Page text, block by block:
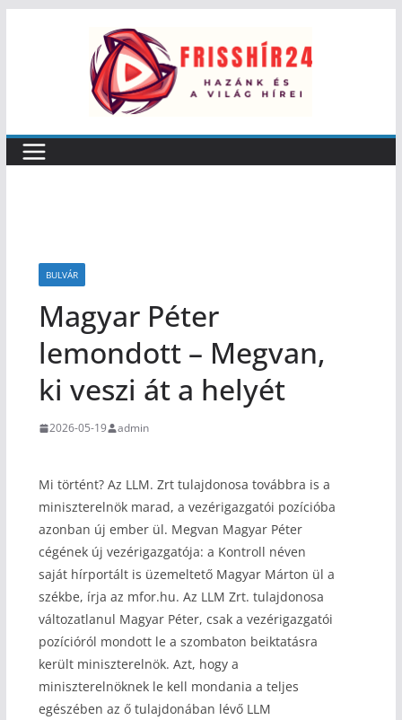
BULVÁR
Magyar Péter
lemondott – Megvan,
ki veszi át a helyét
2026-05-19 admin
Mi történt? Az LLM. Zrt tulajdonosa továbbra is a
miniszterelnök marad, a vezérigazgatói pozícióba
azonban új ember ül. Megvan Magyar Péter
cégének új vezérigazgatója: a Kontroll néven
saját hírportált is üzemeltető Magyar Márton ül a
székbe, írja az mfor.hu. Az LLM Zrt. tulajdonosa
változatlanul Magyar Péter, csak a vezérigazgatói
pozícióról mondott le a szombaton beiktatásra
került miniszterelnök. Azt, hogy a
miniszterelnöknek le kell mondania a teljes
egészében az ő tulajdonában lévő LLM